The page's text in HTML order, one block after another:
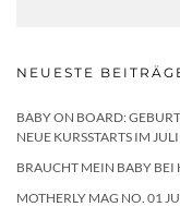
NEUESTE
BABY ON BOARD:
NEUE KURSSTARTS IM JULI
BRAUCHT MEIN BABY BEI
MOTHERLY MAG NO. 01